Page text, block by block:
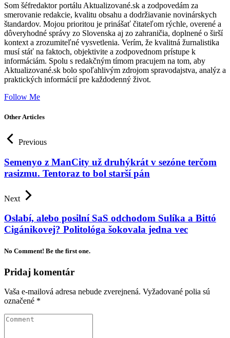
Som šéfredaktor portálu Aktualizované.sk a zodpovedám za
smerovanie redakcie, kvalitu obsahu a dodržiavanie novinárskych
štandardov. Mojou prioritou je prinášať čitateľom rýchle, overené a
dôveryhodné správy zo Slovenska aj zo zahraničia, doplnené o širší
kontext a zrozumiteľné vysvetlenia. Verím, že kvalitná žurnalistika
musí stáť na faktoch, objektivite a zodpovednom prístupe k
informáciám. Spolu s redakčným tímom pracujem na tom, aby
Aktualizované.sk bolo spoľahlivým zdrojom spravodajstva, analýz a
praktických informácií pre každodenný život.
Follow Me
Other Articles
Previous
Semenyo z ManCity už druhýkrát v sezóne terčom
rasizmu. Tentoraz to bol starší pán
Next
Oslabí, alebo posilní SaS odchodom Sulíka a Bittó
Cigánikovej? Politológa šokovala jedna vec
No Comment! Be the first one.
Pridaj komentár
Vaša e-mailová adresa nebude zverejnená. Vyžadované polia sú
označené *